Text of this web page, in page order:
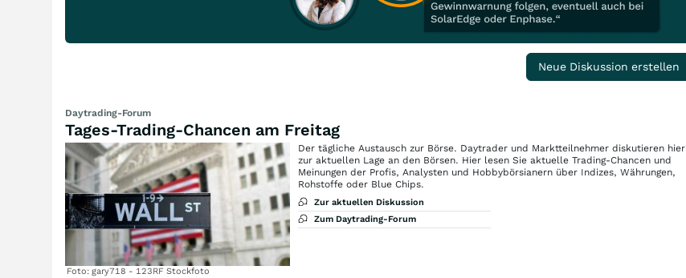
Neue Diskussion erstellen
Daytrading-Forum
Tages-Trading-Chancen am Freitag
Foto: gary718 - 123RF Stockfoto
Der tägliche Austausch zur Börse. Daytrader und Marktteilnehmer diskutieren hier
zur aktuellen Lage an den Börsen. Hier lesen Sie aktuelle Trading-Chancen und
Meinungen der Profis, Analysten und Hobbybörsianern über Indizes, Währungen,
Rohstoffe oder Blue Chips.
Zur aktuellen Diskussion
Zum Daytrading-Forum